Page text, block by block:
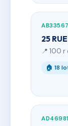
25
📍 100 r
🏠 18